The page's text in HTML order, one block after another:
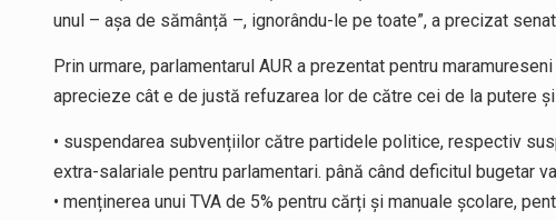
unul – așa de sămânță –, ignorându-le pe toate”, a precizat
Prin urmare, parlamentarul AUR a prezentat pentru
aprecieze cât e de justă refuzarea lor de către cei de la putere
• suspendarea subvențiilor către partidele politice, respectiv
extra-salariale pentru parlamentari. până când deficitul bugetar
• menținerea unui TVA de 5% pentru cărți și manuale școlare,